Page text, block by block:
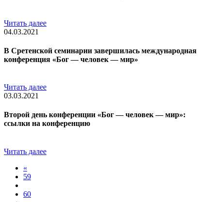
Читать далее
04.03.2021
В Сретенской семинарии завершилась международная
конференция «Бог — человек — мир»
Читать далее
03.03.2021
Второй день конференции «Бог — человек — мир»:
ссылки на конференцию
Читать далее
«
59
60